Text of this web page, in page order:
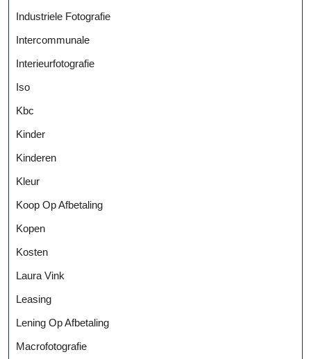
Industriele Fotografie
Intercommunale
Interieurfotografie
Iso
Kbc
Kinder
Kinderen
Kleur
Koop Op Afbetaling
Kopen
Kosten
Laura Vink
Leasing
Lening Op Afbetaling
Macrofotografie